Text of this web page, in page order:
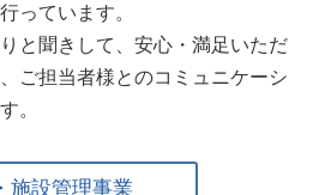
っています。
と聞きして、安心・満足いただ
ご担当者様とのコミュニケーシ
。
施設管理事業